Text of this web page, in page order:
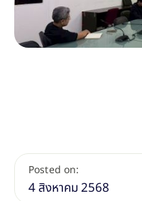
Posted on:
4 สิงหาคม 2568